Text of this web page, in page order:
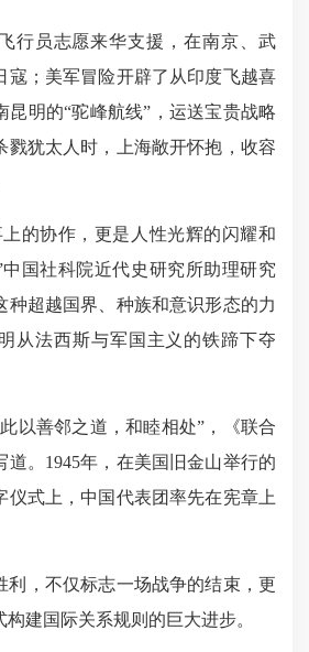
员志愿来华支援，在南京、武
寇；美军冒险开辟了从印度飞越喜
昆明的“驼峰航线”，运送宝贵战略
戮犹太人时，上海敞开怀抱，收容
协作，更是人性光辉的闪耀和
中国社科院近代史研究所助理研究
种超越国界、种族和意识形态的力
从法西斯与军国主义的铁蹄下夺
善邻之道，和睦相处”，《联合
道。1945年，在美国旧金山举行的
仪式上，中国代表团率先在宪章上
，不仅标志一场战争的结束，更
建国际关系规则的巨大进步。